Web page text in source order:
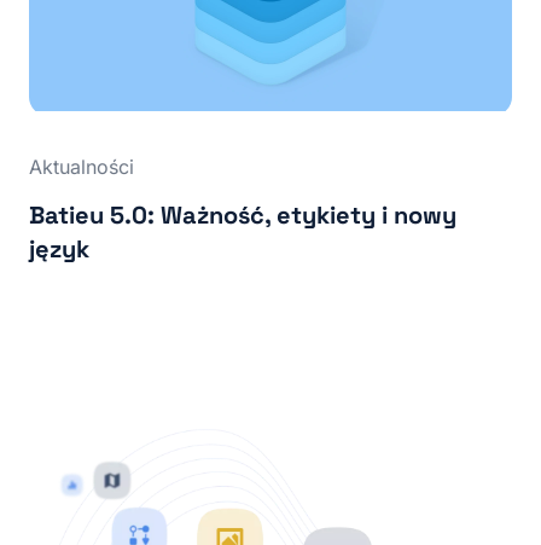
Aktualności
Batieu 5.0: Ważność, etykiety i nowy
język